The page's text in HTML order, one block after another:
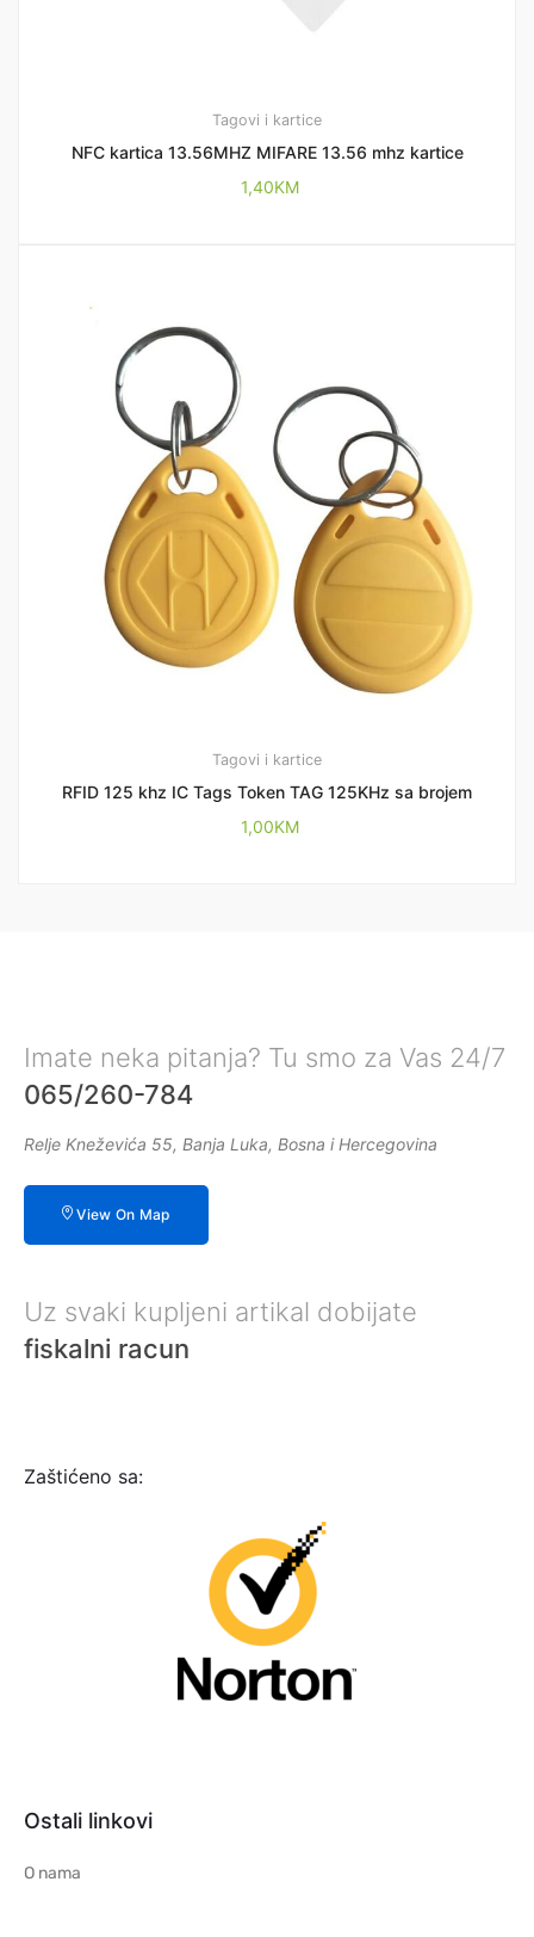
Tagovi i kartice
NFC kartica 13.56MHZ MIFARE 13.56 mhz kartice
1,40KM
Tagovi i kartice
RFID 125 khz IC Tags Token TAG 125KHz sa brojem
1,00KM
Imate neka pitanja? Tu smo za Vas 24/7
065/260-784
Relje Kneževića 55, Banja Luka, Bosna i Hercegovina
View On Map
Uz svaki kupljeni artikal dobijate
fiskalni racun
Zaštićeno sa:
Ostali linkovi
O nama